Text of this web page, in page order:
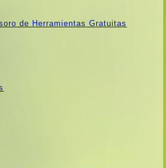
de Herramientas Gratuitas